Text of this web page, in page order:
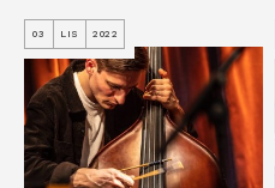
03 LIS 2022